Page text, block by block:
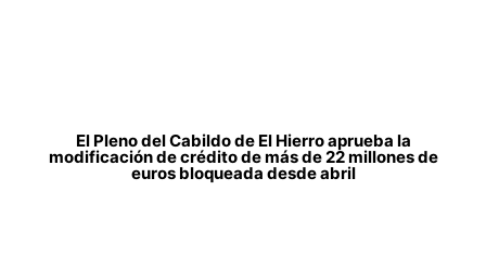
El Pleno del Cabildo de El Hierro aprueba la
modificación de crédito de más de 22 millones de
euros bloqueada desde abril